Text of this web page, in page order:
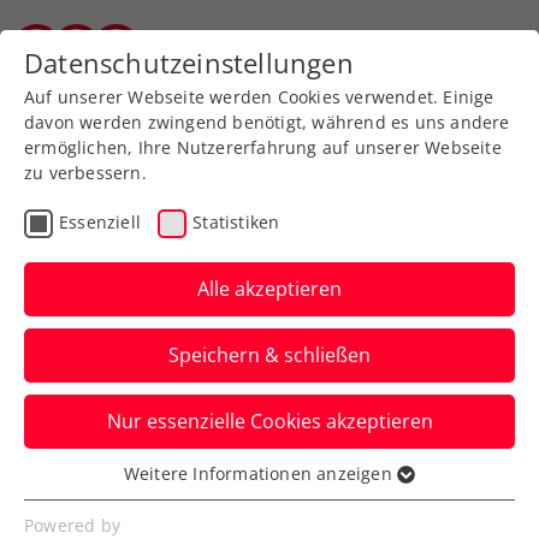
Zurück zur Newsübersicht
Liga
Hitzekonzept Digital
Campus Vorarlberg
Tennisliga
Anbei speziell auf Grund der
Wettersituation folgende Ergänzung zur
Digital Campus Vorarlberg Tennisliga...
Verfasst von: Evelyn Ratt-Nenning, 24.06.2026
Datenschutzeinstellungen
Auf unserer Webseite werden Cookies verwendet. Einige
davon werden zwingend benötigt, während es uns andere
ermöglichen, Ihre Nutzererfahrung auf unserer Webseite
zu verbessern.
Essenziell Statistiken
Alle akzeptieren
Speichern & schließen
Nur essenzielle Cookies akzeptieren
Essenziell
Essenzielle Cookies werden für grundlegende
Weitere Informationen anzeigen
Powered by